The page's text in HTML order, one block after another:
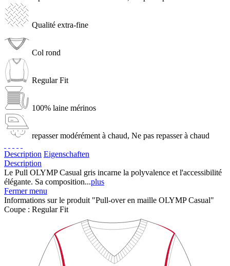
Qualité extra-fine
Col rond
Regular Fit
100% laine mérinos
repasser modérément à chaud, Ne pas repasser à chaud
Description Eigenschaften
Description
Le Pull OLYMP Casual gris incarne la polyvalence et l'accessibilité
élégante. Sa composition...plus
Fermer menu
Informations sur le produit "Pull-over en maille OLYMP Casual"
Coupe : Regular Fit